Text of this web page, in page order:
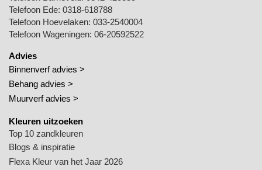
Telefoon Ede: 0318-618788
Telefoon Hoevelaken: 033-2540004
Telefoon Wageningen: 06-20592522
Advies
Binnenverf advies >
Behang advies >
Muurverf advies >
Kleuren uitzoeken
Top 10 zandkleuren
Blogs & inspiratie
Flexa Kleur van het Jaar 2026